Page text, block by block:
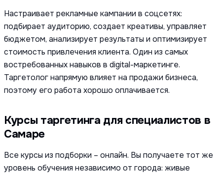
Настраивает рекламные кампании в соцсетях:
подбирает аудиторию, создает креативы, управляет
бюджетом, анализирует результаты и оптимизирует
стоимость привлечения клиента. Один из самых
востребованных навыков в digital-маркетинге.
Таргетолог напрямую влияет на продажи бизнеса,
поэтому его работа хорошо оплачивается.
Курсы таргетинга для специалистов в
Самаре
Все курсы из подборки – онлайн. Вы получаете тот же
уровень обучения независимо от города: живые